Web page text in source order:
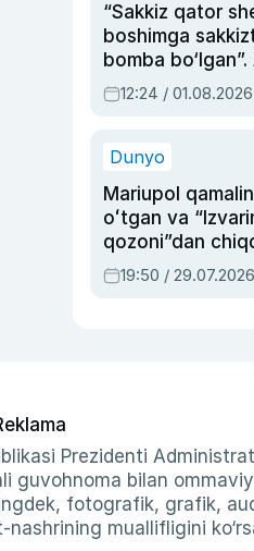
“Sakkiz qator
boshimga
bomba
Oripovni siyosiy
ayblovlardan
12:24 / 01.08.2026
Dunyo
Mariupol
oʻtgan va
qozoni”dan
qahramon —
armiyasi bosh
19:50 / 29.07.2026
Prezidenti
guvohnoma bilan
fotografik, grafik,
muallifligini